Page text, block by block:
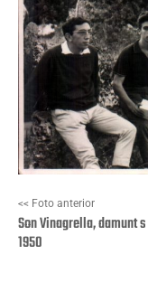
<< Foto anterior
Son Vinagrella, damunt
1950